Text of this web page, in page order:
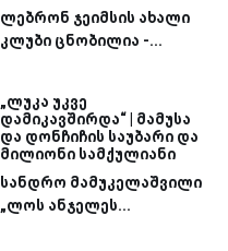
ლებრონ ჯეიმსის ახალი
კლუბი ცნობილია -...
„ლუკა უკვე
დამიკავშირდა“ | მამუსა
და დონჩიჩის საუბარი და
მილიონი სამქულიანი
სანდრო მამუკელაშვილი
„ლოს ანჯელეს...